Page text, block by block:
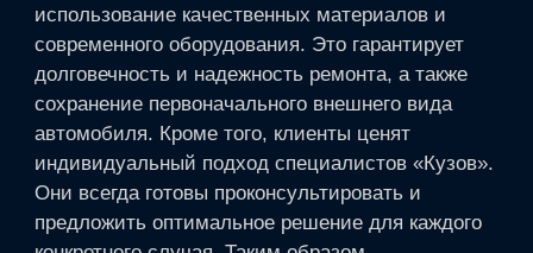
использование качественных материалов и
современного оборудования. Это гарантирует
долговечность и надежность ремонта, а также
сохранение первоначального внешнего вида
автомобиля. Кроме того, клиенты ценят
индивидуальный подход специалистов «Кузов».
Они всегда готовы проконсультировать и
предложить оптимальное решение для каждого